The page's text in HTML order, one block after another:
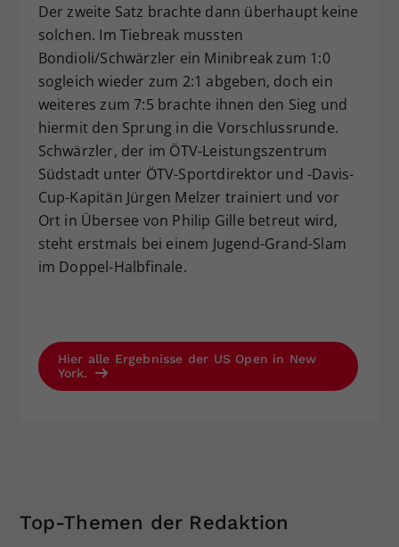
Der zweite Satz brachte dann überhaupt keine
solchen. Im Tiebreak mussten
Bondioli/Schwärzler ein Minibreak zum 1:0
sogleich wieder zum 2:1 abgeben, doch ein
weiteres zum 7:5 brachte ihnen den Sieg und
hiermit den Sprung in die Vorschlussrunde.
Schwärzler, der im ÖTV-Leistungszentrum
Südstadt unter ÖTV-Sportdirektor und -Davis-
Cup-Kapitän Jürgen Melzer trainiert und vor
Ort in Übersee von Philip Gille betreut wird,
steht erstmals bei einem Jugend-Grand-Slam
im Doppel-Halbfinale.
Hier alle Ergebnisse der US Open in New
York.
Top-Themen der Redaktion